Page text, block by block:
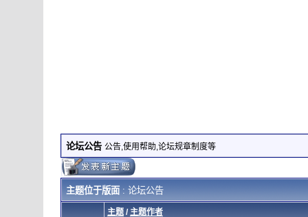
论坛公告 公告,使用帮助,论坛规章制度等
主题位于版面: 论坛公告
主题/ 主题作者